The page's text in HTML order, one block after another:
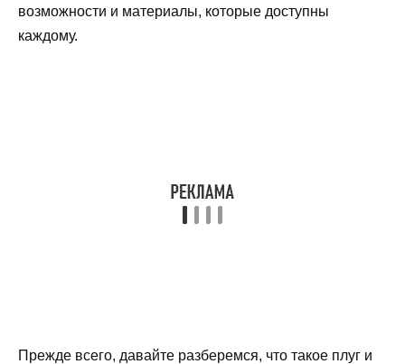
возможности и материалы, которые доступны
каждому.
Прежде всего, давайте разберемся, что такое плуг и